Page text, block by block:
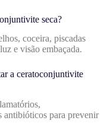
seca?
coceira, piscadas
e visão embaçada.
a ceratoconjuntivite
antibióticos para prevenir